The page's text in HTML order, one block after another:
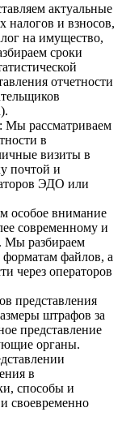
актуальные
налогов и взносов,
на имущество,
сроки
отчетности
Мы рассматриваем
в
визиты в
почтой и
ЭДО или
особое внимание
современному и
Мы разбираем
файлов, а
через операторов
представления
штрафов за
представление
органы.
в
способы и
своевременно